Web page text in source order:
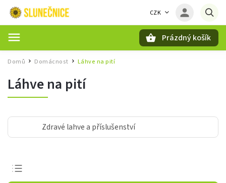
CZK
Prázdný košík
Domů / Domácnost Láhve na pití
Láhve na pití
Zdravé lahve a příslušenství